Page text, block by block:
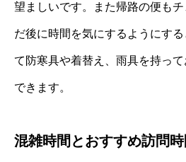
望ましいです。また帰路の便も
だ後に時間を気にするようにす
て防寒具や着替え、雨具を持っ
できます。
混雑時間とおすすめ訪問